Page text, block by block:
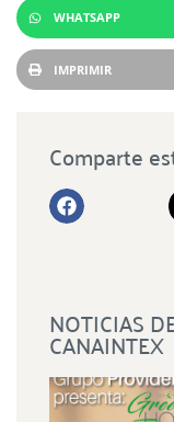
WHATSAPP
IMPRIMIR
Comparte
NOTICIAS
CANAINTEX